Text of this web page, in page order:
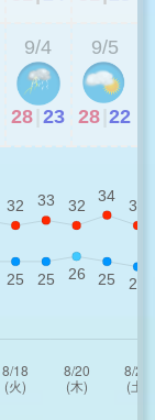
9/4
28 23
9/5
28 22